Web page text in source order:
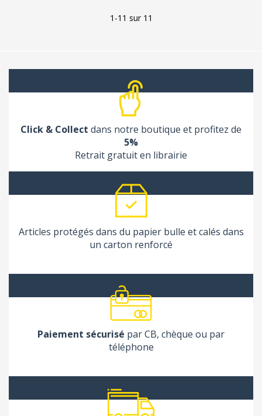
1-11 sur 11
Click & Collect dans notre boutique et profitez de
5%
Retrait gratuit en librairie
Articles protégés dans du papier bulle et calés dans
un carton renforcé
Paiement sécurisé par CB, chèque ou par
téléphone